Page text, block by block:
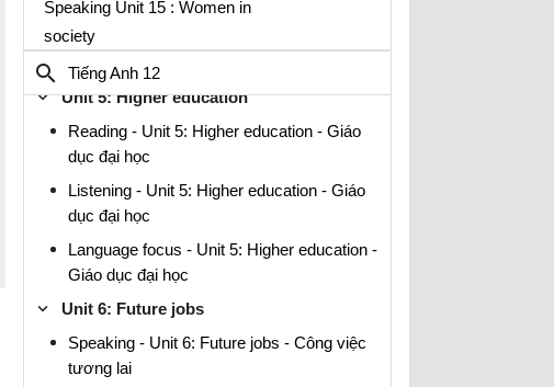
Speaking Unit 15 : Women in
society
Tiếng Anh 12
- Hệ thống giáo dục nhà trường
Writing - Unit 4: School education system -
Hệ thống giáo dục nhà trường
Unit 5: Higher education
Reading - Unit 5: Higher education - Giáo
dục đại học
Listening - Unit 5: Higher education - Giáo
dục đại học
Language focus - Unit 5: Higher education -
Giáo dục đại học
Unit 6: Future jobs
Speaking - Unit 6: Future jobs - Công việc
tương lai